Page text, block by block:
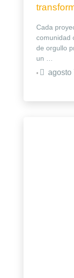
Cada
comunidad
de orgullo
un …
• agosto